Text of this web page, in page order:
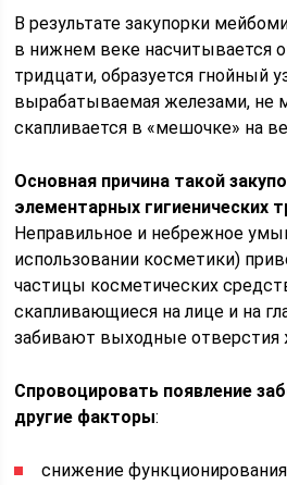
В результате закупорки
в нижнем веке насчитывается
тридцати, образуется гнойный
вырабатываемая железами, не
скапливается в «мешочке» на
Основная причина такой
элементарных гигиенических
Неправильное и небрежное
использовании косметики)
частицы косметических
скапливающиеся на лице и на
забивают выходные отверстия
Спровоцировать появление
другие факторы:
снижение